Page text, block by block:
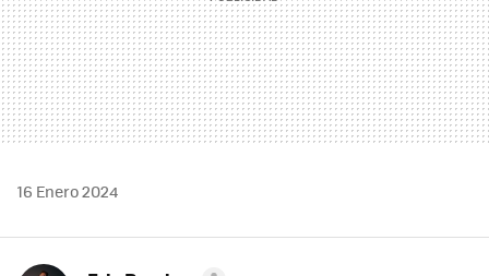
16 Enero 2024